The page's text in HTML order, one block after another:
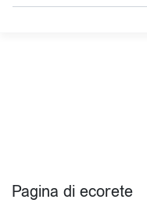
Pagina di ecorete